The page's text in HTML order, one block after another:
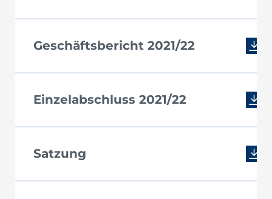
Geschäftsbericht 2021/22
Einzelabschluss 2021/22
Satzung